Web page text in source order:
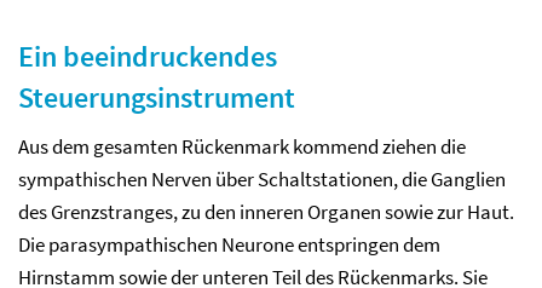
Ein beeindruckendes
Steuerungsinstrument
Aus dem gesamten Rückenmark kommend ziehen die
sympathischen Nerven über Schaltstationen, die Ganglien
des Grenzstranges, zu den inneren Organen sowie zur Haut.
Die parasympathischen Neurone entspringen dem
Hirnstamm sowie der unteren Teil des Rückenmarks. Sie